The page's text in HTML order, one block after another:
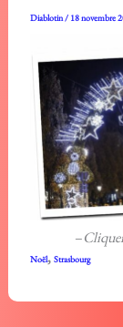
Diablotin/ 18 novembre
–
Noël, Strasbourg